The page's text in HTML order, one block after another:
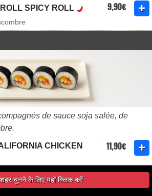
SPICY ROLL 9,90€
de sauce soja salée, de
CHICKEN
11,90€
CREVETTE
12,90€
चुनने के लिए यहाँ क्लिक करें